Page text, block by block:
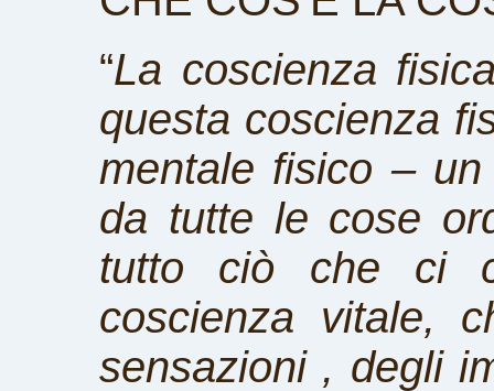
“La coscienza
questa coscienza
mentale fisico –
da tutte le cose
tutto ciò che ci
coscienza vitale,
sensazioni , degli